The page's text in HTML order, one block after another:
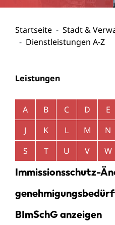
Startseite Stadt &
Dienstleistungen A-Z
Leistungen
Alphabetisches Register
A B C D E
J
K L M N
S
T U V W
Immissionsschutz-
BImSchG anzeigen